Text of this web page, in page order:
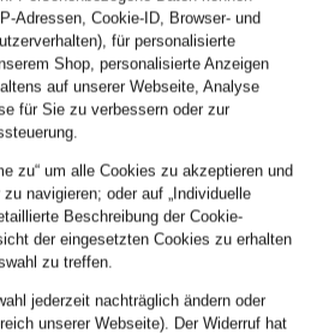
Adressen, Cookie-ID, Browser- und
für personalisierte
Shop, personalisierte Anzeigen
auf unserer Webseite, Analyse
für Sie zu verbessern oder zur
zu“ um alle Cookies zu akzeptieren und
navigieren; oder auf „Individuelle
Beschreibung der Cookie-
der eingesetzten Cookies zu erhalten
zu treffen.
jederzeit nachträglich ändern oder
unserer Webseite). Der Widerruf hat